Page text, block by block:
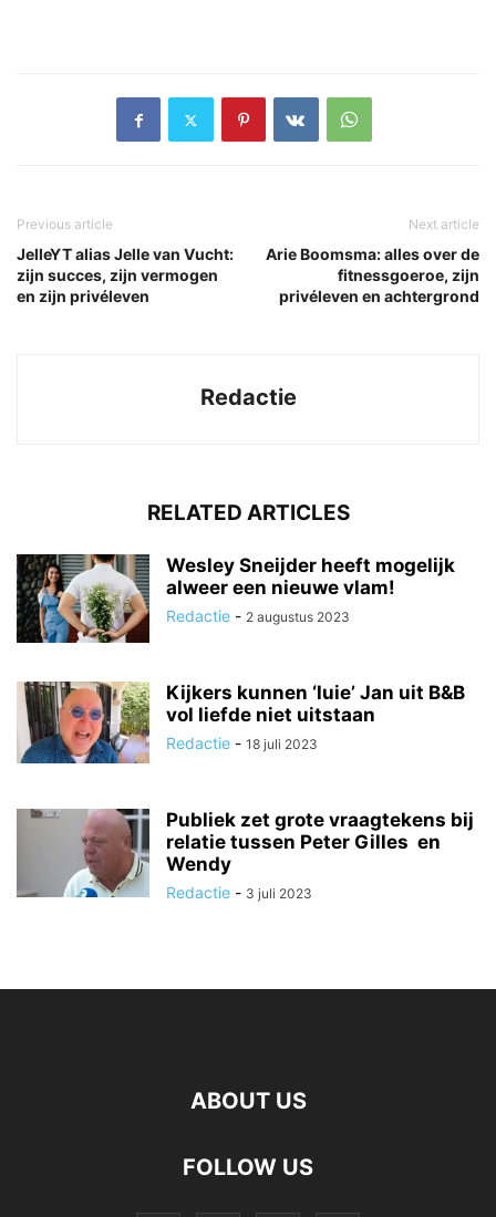
Previous article
JelleYT alias Jelle van Vucht:
zijn succes, zijn vermogen
en zijn privéleven
Next article
Arie Boomsma: alles over de
fitnessgoeroe, zijn
privéleven en achtergrond
Redactie
RELATED ARTICLES
Wesley Sneijder heeft mogelijk
alweer een nieuwe vlam!
Redactie - 2 augustus 2023
Kijkers kunnen ‘luie’ Jan uit B&B
vol liefde niet uitstaan
Redactie - 18 juli 2023
Publiek zet grote vraagtekens bij
relatie tussen Peter Gilles en
Wendy
Redactie - 3 juli 2023
ABOUT US
FOLLOW US